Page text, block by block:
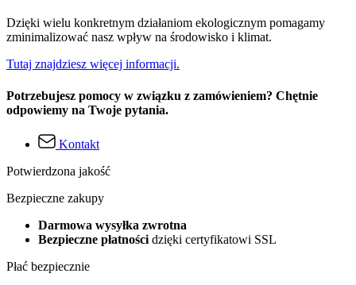
Dzięki wielu konkretnym działaniom ekologicznym pomagamy
zminimalizować nasz wpływ na środowisko i klimat.
Tutaj znajdziesz więcej informacji.
Potrzebujesz pomocy w związku z zamówieniem? Chętnie
odpowiemy na Twoje pytania.
Kontakt
Potwierdzona jakość
Bezpieczne zakupy
Darmowa wysyłka zwrotna
Bezpieczne płatności dzięki certyfikatowi SSL
Płać bezpiecznie